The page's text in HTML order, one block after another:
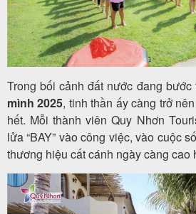
Trong bối cảnh đất nước đang bước
mình 2025, tinh thần ấy càng trở
hết. Mỗi thành viên Quy Nhơn
lửa “BAY” vào công việc, vào cuộc
thương hiệu cất cánh ngày càng cao